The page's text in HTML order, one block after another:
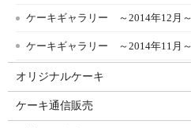
ケーキギャラリー ～2014年12月～
ケーキギャラリー ～2014年11月～
オリジナルケーキ
ケーキ通信販売